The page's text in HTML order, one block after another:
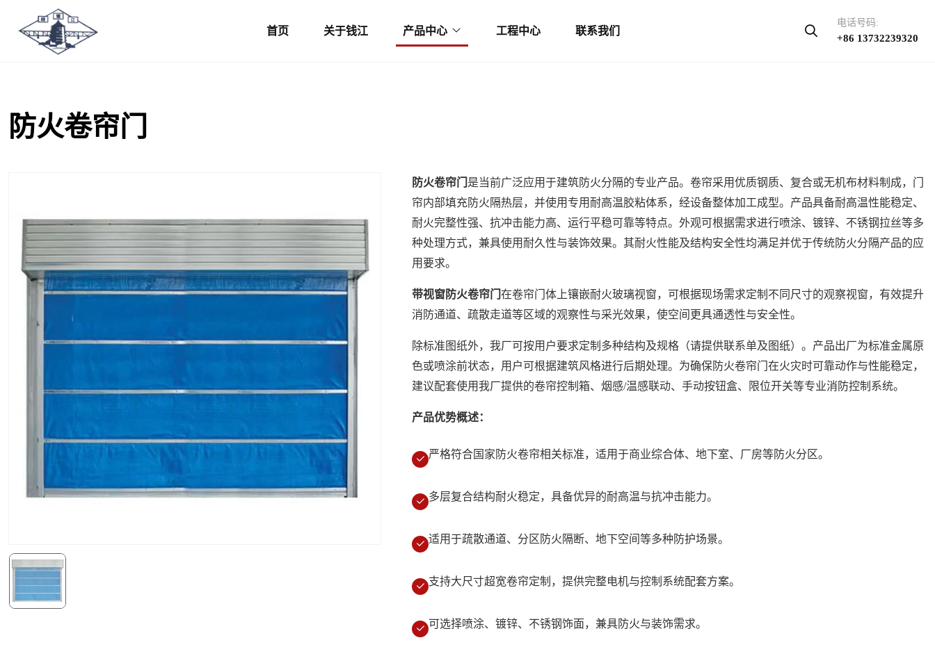
电话号码:
+86 13732239320
首页 关于钱江 产品中心 工程中心 联系我们
防火卷帘门
防火卷帘门 是当前广泛应用于建筑防火分隔的专业产品。卷帘采用优质钢质、复合或无机布材料制成，门
帘内部填充防火隔热层，并使用专用耐高温胶粘体系，经设备整体加工成型。产品具备耐高温性能稳定、
耐火完整性强、抗冲击能力高、运行平稳可靠等特点。外观可根据需求进行喷涂、镀锌、不锈钢拉丝等多
种处理方式，兼具使用耐久性与装饰效果。其耐火性能及结构安全性均满足并优于传统防火分隔产品的应
用要求。
带视窗防火卷帘门 在卷帘门体上镶嵌耐火玻璃视窗，可根据现场需求定制不同尺寸的观察视窗，有效提升
消防通道、疏散走道等区域的观察性与采光效果，使空间更具通透性与安全性。
除标准图纸外，我厂可按用户要求定制多种结构及规格（请提供联系单及图纸）。产品出厂为标准金属原
色或喷涂前状态，用户可根据建筑风格进行后期处理。为确保防火卷帘门在火灾时可靠动作与性能稳定，
建议配套使用我厂提供的卷帘控制箱、烟感/温感联动、手动按钮盒、限位开关等专业消防控制系统。
产品优势概述：
严格符合国家防火卷帘相关标准，适用于商业综合体、地下室、厂房等防火分区。
多层复合结构耐火稳定，具备优异的耐高温与抗冲击能力。
适用于疏散通道、分区防火隔断、地下空间等多种防护场景。
支持大尺寸超宽卷帘定制，提供完整电机与控制系统配套方案。
可选择喷涂、镀锌、不锈钢饰面，兼具防火与装饰需求。